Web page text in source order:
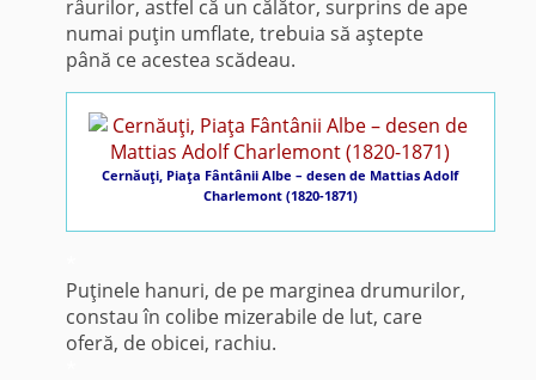
râurilor, astfel că un călător, surprins de ape
numai puţin umflate, trebuia să aştepte
până ce acestea scădeau.
Cernăuţi, Piaţa Fântânii Albe – desen de Mattias Adolf
Charlemont (1820-1871)
Puţinele hanuri, de pe marginea drumurilor,
constau în colibe mizerabile de lut, care
oferă, de obicei, rachiu.